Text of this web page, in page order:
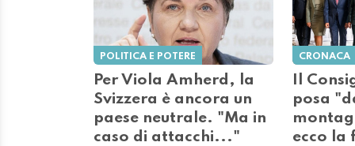
POLITICA E POTERE
Per Viola Amherd, la
Svizzera è ancora un
paese neutrale. "Ma in
caso di attacchi..."
CRONACA
Il
posa
ecco la